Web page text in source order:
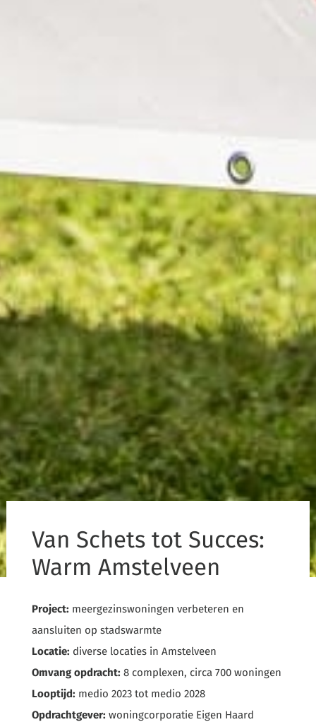
Van Schets tot Succes:
Warm Amstelveen
Project: meergezinswoningen verbeteren en
aansluiten op stadswarmte
Locatie: diverse locaties in Amstelveen
Omvang opdracht: 8 complexen, circa 700 woningen
Looptijd: medio 2023 tot medio 2028
Opdrachtgever: woningcorporatie Eigen Haard